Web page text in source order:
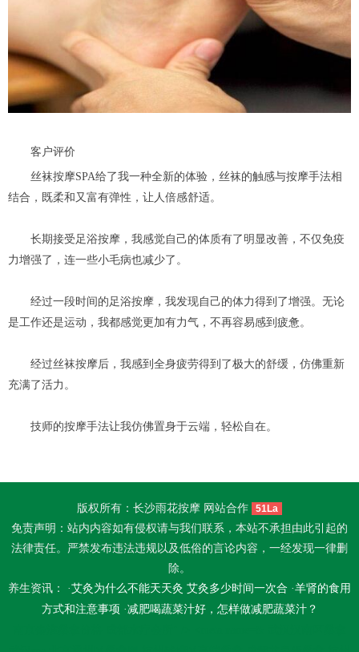
客户评价
丝袜按摩SPA给了我一种全新的体验，丝袜的触感与按摩手法相
结合，既柔和又富有弹性，让人倍感舒适。
长期接受足浴按摩，我感觉自己的体质有了明显改善，不仅免疫
力增强了，连一些小毛病也减少了。
经过一段时间的足浴按摩，我发现自己的体力得到了增强。无论
是工作还是运动，我都感觉更加有力气，不再容易感到疲惫。
经过丝袜按摩后，我感到全身疲劳得到了极大的舒缓，仿佛重新
充满了活力。
技师的按摩手法让我仿佛置身于云端，轻松自在。
版权所有：长沙雨花按摩 网站合作 51La
免责声明：站内内容如有侵权请与我们联系，本站不承担由此引起的
法律责任。严禁发布违法违规以及低俗的言论内容，一经发现一律删
除。
养生资讯： ·艾灸为什么不能天天灸 艾灸多少时间一次合 ·羊肾的食用
方式和注意事项 ·减肥喝蔬菜汁好，怎样做减肥蔬菜汁？